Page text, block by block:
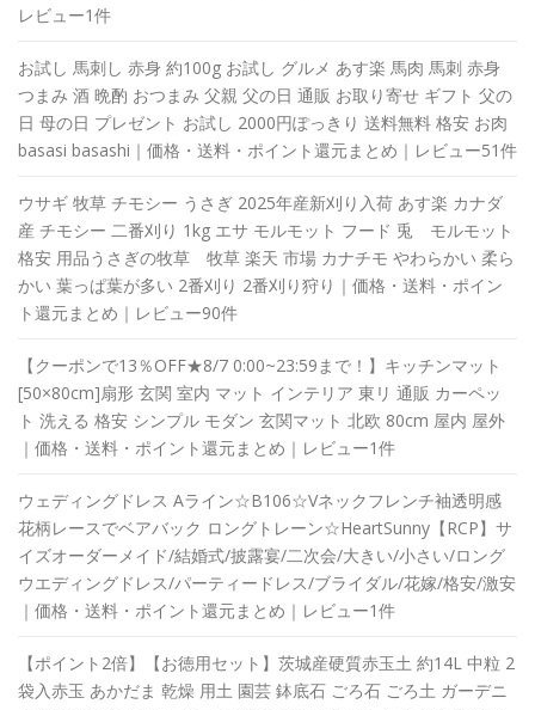
レビュー1件
お試し 馬刺し 赤身 約100g お試し グルメ あす楽 馬肉 馬刺 赤身
つまみ 酒 晩酌 おつまみ 父親 父の日 通販 お取り寄せ ギフト 父の
日 母の日 プレゼント お試し 2000円ぽっきり 送料無料 格安 お肉
basasi basashi｜価格・送料・ポイント還元まとめ｜レビュー51件
ウサギ 牧草 チモシー うさぎ 2025年産新刈り入荷 あす楽 カナダ
産 チモシー 二番刈り 1kg エサ モルモット フード 兎 モルモット
格安 用品うさぎの牧草 牧草 楽天 市場 カナチモ やわらかい 柔ら
かい 葉っぱ葉が多い 2番刈り 2番刈り狩り｜価格・送料・ポイン
ト還元まとめ｜レビュー90件
【クーポンで13％OFF★8/7 0:00~23:59まで！】キッチンマット
[50×80cm]扇形 玄関 室内 マット インテリア 東リ 通販 カーペッ
ト 洗える 格安 シンプル モダン 玄関マット 北欧 80cm 屋内 屋外
｜価格・送料・ポイント還元まとめ｜レビュー1件
ウェディングドレス Aライン☆B106☆Vネックフレンチ袖透明感
花柄レースでベアバック ロングトレーン☆HeartSunny【RCP】サ
イズオーダーメイド/結婚式/披露宴/二次会/大きい/小さい/ロング
ウエディングドレス/パーティードレス/ブライダル/花嫁/格安/激安
｜価格・送料・ポイント還元まとめ｜レビュー1件
【ポイント2倍】【お徳用セット】茨城産硬質赤玉土 約14L 中粒 2
袋入赤玉 あかだま 乾燥 用土 園芸 鉢底石 ごろ石 ごろ土 ガーデニ